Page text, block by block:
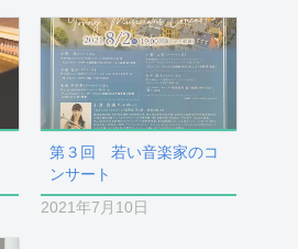
第３回 若い音楽家のコ
ンサート
2021年7月10日